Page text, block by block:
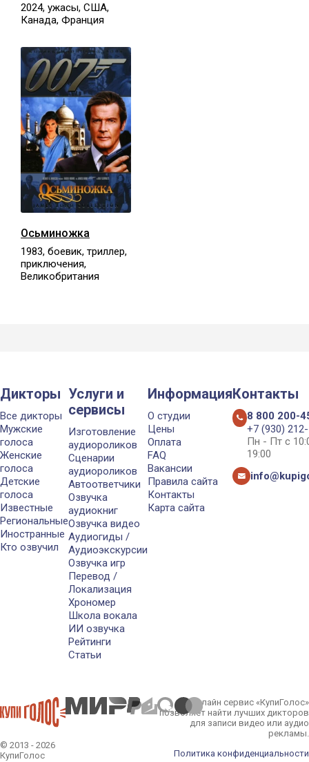
2024, ужасы, США,
Канада, Франция
Осьминожка
1983, боевик, триллер,
приключения,
Великобритания
Дикторы
Все дикторы
Мужские
голоса
Женские
голоса
Детские
голоса
Известные
Региональные
Иностранные
Кто озвучил
Услуги и
сервисы
Изготовление
аудиороликов
Сценарии
аудиороликов
Автоответчики
Озвучка
аудиокниг
Озвучка видео
Аудиогиды /
Аудиоэкскурсии
Озвучка игр
Перевод /
Локализация
Хрономер
Школа вокала
ИИ озвучка
Рейтинги
Статьи
Информация
О студии
Цены
Оплата
FAQ
Вакансии
Правила сайта
Контакты
Карта сайта
Контакты
8 800 200-
+7 (930)
Пн - Пт с
19:00
© 2013 - 2026
КупиГолос
Онлайн сервис «КупиГолос»
позволяет найти лучших дикторов
для записи видео или аудио
рекламы.
Политика конфиденциальности